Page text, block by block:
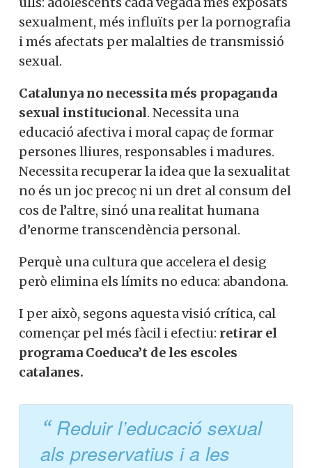
sexualment, més influïts per la pornografia
i més afectats per malalties de transmissió
sexual.
Catalunya no necessita més propaganda
sexual institucional. Necessita una
educació afectiva i moral capaç de formar
persones lliures, responsables i madures.
Necessita recuperar la idea que la sexualitat
no és un joc precoç ni un dret al consum del
cos de l’altre, sinó una realitat humana
d’enorme transcendència personal.
Perquè una cultura que accelera el desig
però elimina els límits no educa: abandona.
I per això, segons aquesta visió crítica, cal
començar pel més fàcil i efectiu: retirar el
programa Coeduca’t de les escoles
catalanes.
Reduir l’educació sexual
als preservatius i a les